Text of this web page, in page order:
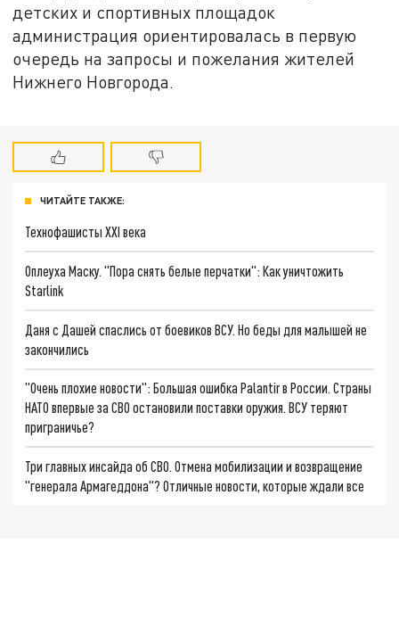
детских и спортивных площадок
администрация ориентировалась в первую
очередь на запросы и пожелания жителей
Нижнего Новгорода.
ЧИТАЙТЕ ТАКЖЕ:
Технофашисты XXI века
Оплеуха Маску. "Пора снять белые перчатки": Как уничтожить
Starlink
Даня с Дашей спаслись от боевиков ВСУ. Но беды для малышей не
закончились
"Очень плохие новости": Большая ошибка Palantir в России. Страны
НАТО впервые за СВО остановили поставки оружия. ВСУ теряют
приграничье?
Три главных инсайда об СВО. Отмена мобилизации и возвращение
"генерала Армагеддона"? Отличные новости, которые ждали все